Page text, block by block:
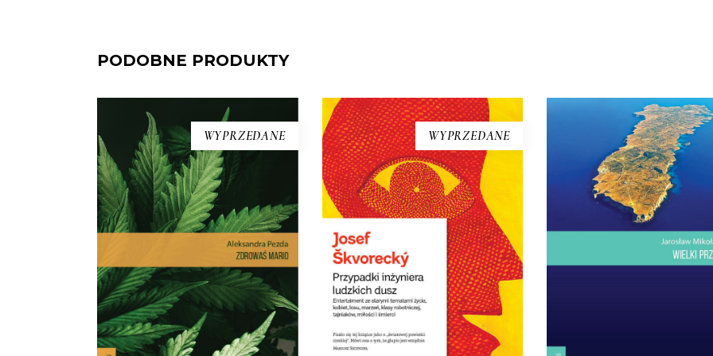
PODOBNE PRODUKTY
WYPRZEDANE
[EBOOK] Aleksandra Pezda
– ZDROWAŚ MARIO.
REPORTAŻE O
MEDYCZNEJ
MARIHUANIE
Astma. Choroba Leśniowskiego-
Crohna. Padaczka lekooporna.
Stwardnienie rozsiane. Migrena.
Nowotwory. Przewlekłe bóle.
Lista chorób, w leczeniu których
stosuje się medyczną marihuanę,
jest długa. Ale medyczna
WYPRZEDANE
[EBOOK] Josef Škvorecký –
PRZYPADKI INŻYNIERA
LUDZKICH DUSZ
Książka – laureatka Nagrody
Literackiej Europy Środkowej
Angelus. Uważana za jedną z
najlepszych czeskich powieści. W
Czechach określono ją
„powieścią o światowych
ambicjach”. Wydana w
wydawnictwie emigracyjnym w
1977 roku, w Czechach wyszła
[EBOOK] Jarosław
Mikołajewski – WIELKI
PRZYPŁYW
Lampedusa. Włoska wyspa,
bliżej stąd do Afryki niż do
Dwadzieścia kilometrów
kwadratowych lądu na
Śródziemnym.